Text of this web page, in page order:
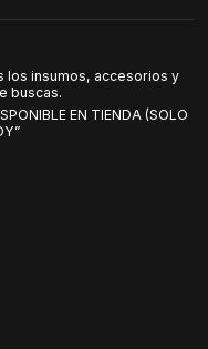
los insumos, accesorios y
buscas.
EN TIENDA (SOLO